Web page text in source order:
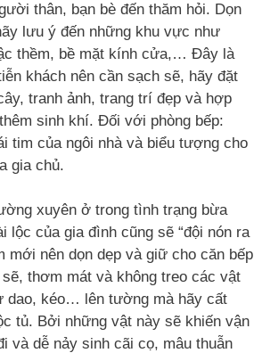
thân, bạn bè đến thăm hỏi. Dọn
lưu ý đến những khu vực như
thềm, bề mặt kính cửa,… Đây là
khách nên cần sạch sẽ, hãy đặt
tranh ảnh, trang trí đẹp và hợp
sinh khí. Đối với phòng bếp:
tim của ngôi nhà và biểu tượng cho
gia chủ.
xuyên ở trong tình trạng bừa
lộc của gia đình cũng sẽ “đội nón ra
mới nên dọn dẹp và giữ cho căn bếp
thơm mát và không treo các vật
dao, kéo… lên tường mà hãy cất
tủ. Bởi những vật này sẽ khiến vận
và dễ nảy sinh cãi cọ, mâu thuẫn